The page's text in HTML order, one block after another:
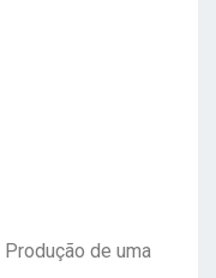
Produção de uma